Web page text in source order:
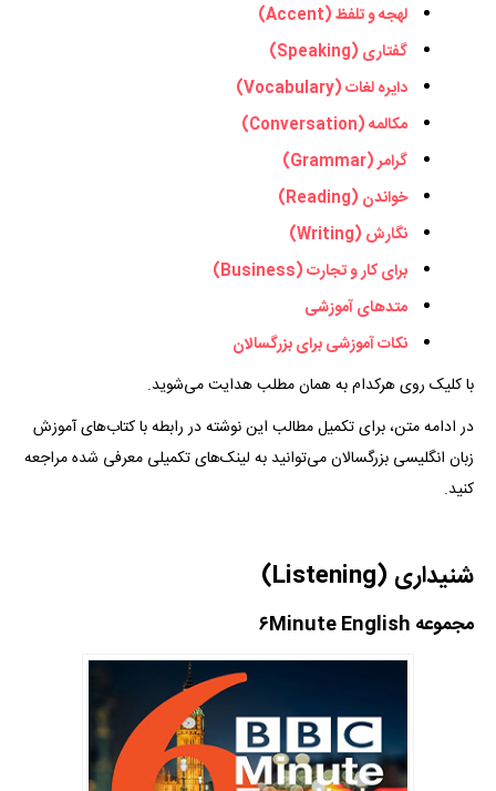
لهجه و تلفظ (Accent)
گفتاری (Speaking)
دایره لغات (Vocabulary)
مکالمه (Conversation)
گرامر (Grammar)
خواندن (Reading)
نگارش (Writing)
برای کار و تجارت (Business)
متد‌های آموزشی
نکات آموزشی برای بزرگسالان
با کلیک روی هرکدام به همان مطلب هدایت می‌شوید.
در ادامه متن، برای تکمیل مطالب این نوشته در رابطه با کتاب‌های آموزش
زبان انگلیسی بزرگسالان می‌توانید به لینک‌های تکمیلی معرفی شده مراجعه
کنید.
شنیداری (Listening)
مجموعه ۶Minute English